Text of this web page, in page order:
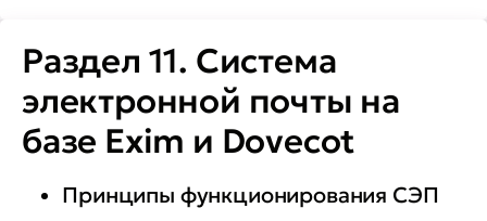
Раздел 11. Система
электронной почты на
базе Exim и Dovecot
Принципы функционирования СЭП